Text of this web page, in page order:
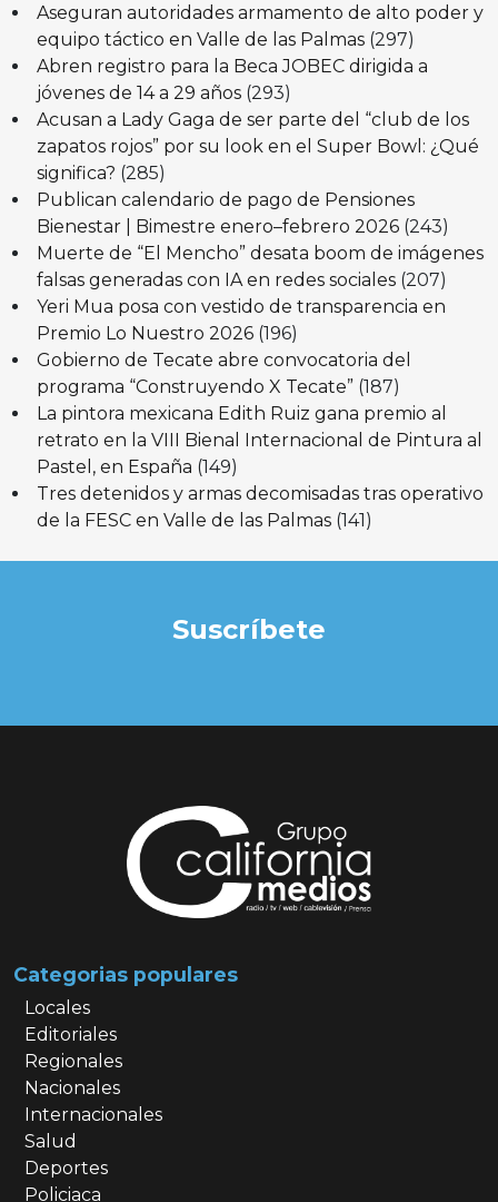
Aseguran autoridades armamento de alto poder y
equipo táctico en Valle de las Palmas (297)
Abren registro para la Beca JOBEC dirigida a
jóvenes de 14 a 29 años (293)
Acusan a Lady Gaga de ser parte del “club de los
zapatos rojos” por su look en el Super Bowl: ¿Qué
significa? (285)
Publican calendario de pago de Pensiones
Bienestar | Bimestre enero–febrero 2026 (243)
Muerte de “El Mencho” desata boom de imágenes
falsas generadas con IA en redes sociales (207)
Yeri Mua posa con vestido de transparencia en
Premio Lo Nuestro 2026 (196)
Gobierno de Tecate abre convocatoria del
programa “Construyendo X Tecate” (187)
La pintora mexicana Edith Ruiz gana premio al
retrato en la VIII Bienal Internacional de Pintura al
Pastel, en España (149)
Tres detenidos y armas decomisadas tras operativo
de la FESC en Valle de las Palmas (141)
Suscríbete
Categorias populares
Locales
Editoriales
Regionales
Nacionales
Internacionales
Salud
Deportes
Policiaca